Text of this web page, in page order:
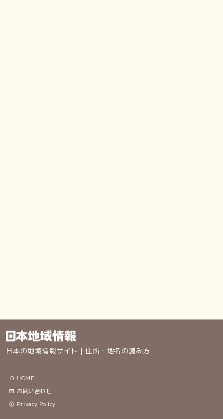
日本の地域情報サイト｜住所・地名の読み方
HOME
お問い合わせ
Privacy Policy